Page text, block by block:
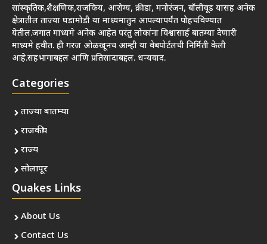
सांस्कृतिक,शैक्षणिक,राजकिय, आरोग्य, क्रीडा, मनोरंजन, बॉलीवूड यासह अनेक
क्षेत्रातील ताज्या घडामोडी या माध्यमातुन आपल्यापर्यंत पोहचविण्यात
येतील.जगात माध्यमे अनेक आहेत परंतु लोकांना विश्वासार्ह बातम्या देणारी
माध्यमे हवीत. ही गरज ओळखूनच आम्ही या वेबपोर्टलची निर्मिती केली
आहे.सहभागाबद्दल आणि प्रतिसादाबद्दल. धन्यवाद.
Categories
ताज्या बातम्या
राजकीय
राज्य
सोलापूर
Quakes Links
About Us
Contact Us